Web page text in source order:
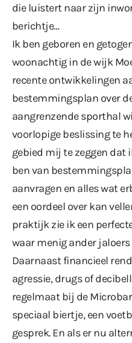
die luistert naar zijn
berichtje…
Ik ben geboren en
woonachtig in de wijk
recente ontwikkelingen
bestemmingsplan over
aangrenzende sporthal
voorlopige beslissing te
gebied mij te zeggen dat
ben van
aanvragen en alles wat
een oordeel over kan
praktijk zie ik een
waar menig ander
Daarnaast financieel
agressie, drugs of
regelmaat bij de
speciaal biertje, een
gesprek. En als er nu